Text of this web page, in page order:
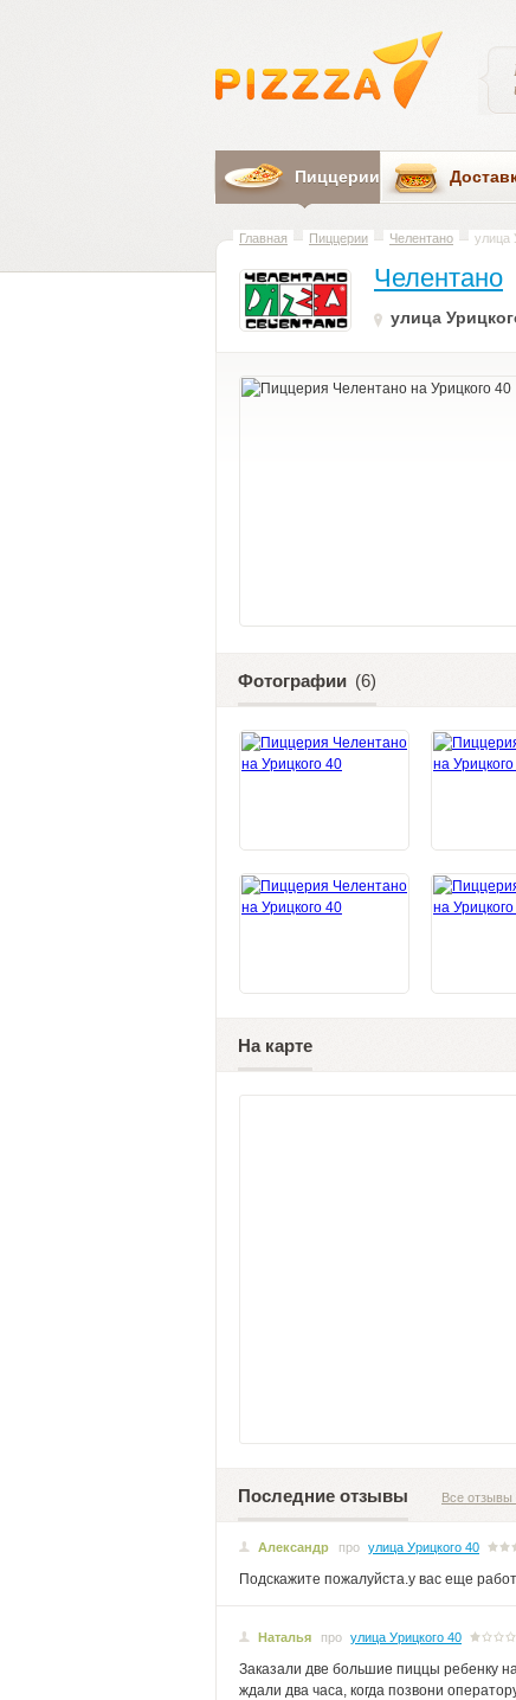
Пиццерии
Главная Пиццерии Челентано улица
Челентано
улица
Фотографии (6)
На карте
Последние отзывы Все отзывы
Александр про улица Урицкого 40
Подскажите пожалуйста.у вас еще
Наталья про улица Урицкого 40
Заказали две большие пиццы ребенку
ждали два часа, когда позвони